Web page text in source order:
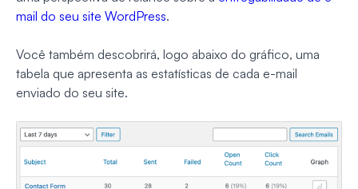
mail do seu site WordPress.
Você também descobrirá, logo abaixo do gráfico, uma
tabela que apresenta as estatísticas de cada e-mail
enviado do seu site.